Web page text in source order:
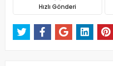
Hızlı Gönderi